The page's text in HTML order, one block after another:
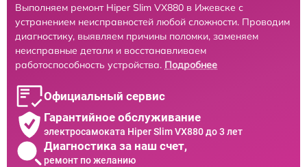
Выполняем ремонт Hiper Slim VX880 в Ижевске с
устранением неисправностей любой сложности. Проводим
диагностику, выявляем причины поломки, заменяем
неисправные детали и восстанавливаем
работоспособность устройства. Подробнее
Официальный сервис
Гарантийное обслуживание
электросамоката Hiper Slim VX880 до 3 лет
Диагностика за наш счет,
ремонт по желанию